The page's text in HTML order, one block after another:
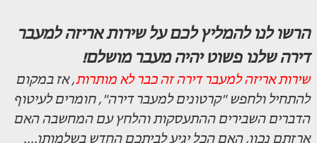
הרשו לנו להמליץ לכם על שירות אריזה למעבר
דירה שלנו פשוט יהיה מעבר מושלם!
שירות אריזה למעבר דירה זה כבר לא מותרות, אז במקום
להתחיל ולחפש "קרטונים למעבר דירה", חומרים לעיטוף
הדברים השבירים ההתעסקות והלחץ עם המחשבה האם
ארזתם נכון, האם הכל יגיע לביתכם החדש בשלמותו....